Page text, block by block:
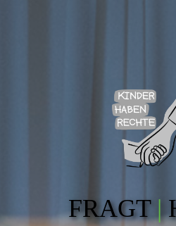
FRAGT |